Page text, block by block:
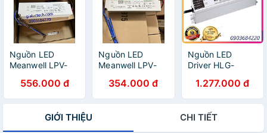
Nguồn LED
Meanwell LPV-
100W 8.5A),
Hàng chính hãng
556.000 đ
Nguồn LED
Meanwell LPV-
5A), Hàng chính
hãng
354.000 đ
Nguồn LED
Driver HLG-
Meanwell (96W
24V 24V), Hàng
1.277.000 đ
GIỚI THIỆU CHI TIẾT